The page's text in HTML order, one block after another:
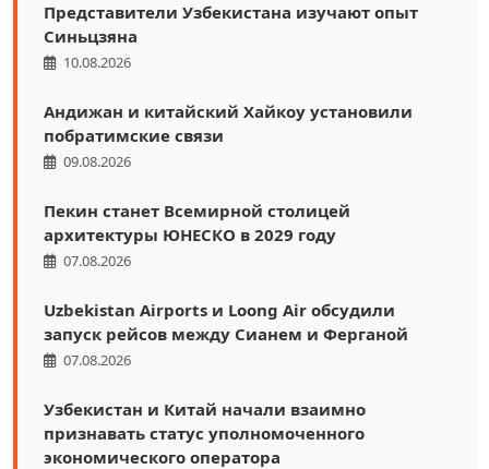
Представители Узбекистана изучают опыт
Синьцзяна
10.08.2026
Андижан и китайский Хайкоу установили
побратимские связи
09.08.2026
Пекин станет Всемирной столицей
архитектуры ЮНЕСКО в 2029 году
07.08.2026
Uzbekistan Airports и Loong Air обсудили
запуск рейсов между Сианем и Ферганой
07.08.2026
Узбекистан и Китай начали взаимно
признавать статус уполномоченного
экономического оператора